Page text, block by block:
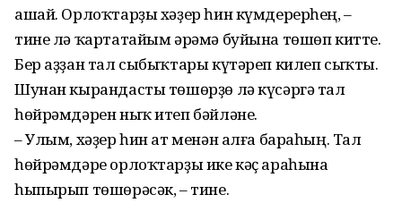
ашай. Орлоҡтарҙы хәҙер һин күмдерерһең, –
тине лә ҡартатайым әрәмә буйына төшөп китте.
Бер аҙҙан тал сыбыҡтары күтәреп килеп сыҡты.
Шунан кырандасты төшөрҙө лә күсәргә тал
һөйрәмдәрен ныҡ итеп бәйләне.
– Улым, хәҙер һин ат менән алға бараһың. Тал
һөйрәмдәре орлоҡтарҙы ике кәҫ араһына
һыпырып төшөрәсәк, – тине.